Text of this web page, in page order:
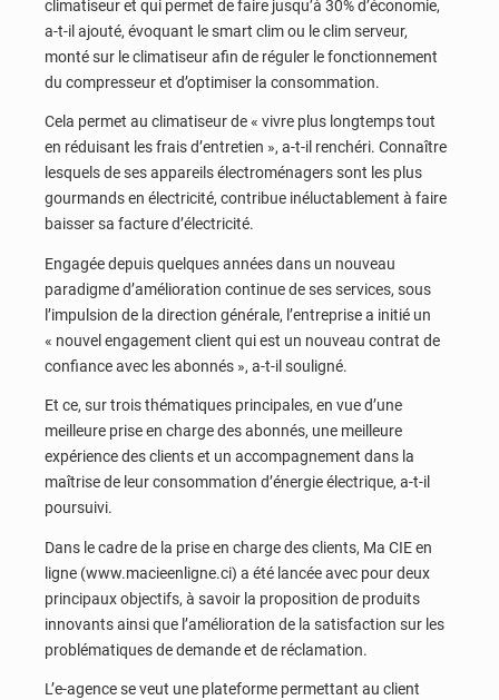
climatiseur et qui permet de faire jusqu’à 30% d’économie,
a-t-il ajouté, évoquant le smart clim ou le clim serveur,
monté sur le climatiseur afin de réguler le fonctionnement
du compresseur et d’optimiser la consommation.
Cela permet au climatiseur de « vivre plus longtemps tout
en réduisant les frais d’entretien », a-t-il renchéri. Connaître
lesquels de ses appareils électroménagers sont les plus
gourmands en électricité, contribue inéluctablement à faire
baisser sa facture d’électricité.
Engagée depuis quelques années dans un nouveau
paradigme d’amélioration continue de ses services, sous
l’impulsion de la direction générale, l’entreprise a initié un
« nouvel engagement client qui est un nouveau contrat de
confiance avec les abonnés », a-t-il souligné.
Et ce, sur trois thématiques principales, en vue d’une
meilleure prise en charge des abonnés, une meilleure
expérience des clients et un accompagnement dans la
maîtrise de leur consommation d’énergie électrique, a-t-il
poursuivi.
Dans le cadre de la prise en charge des clients, Ma CIE en
ligne (www.macieenligne.ci) a été lancée avec pour deux
principaux objectifs, à savoir la proposition de produits
innovants ainsi que l’amélioration de la satisfaction sur les
problématiques de demande et de réclamation.
L’e-agence se veut une plateforme permettant au client